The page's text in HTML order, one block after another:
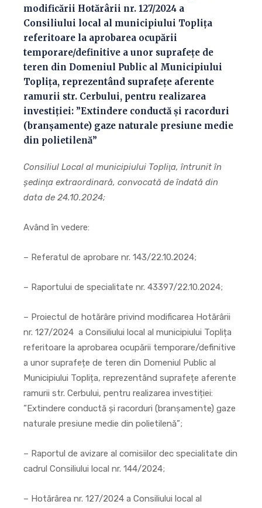
modificării Hotărârii nr. 127/2024 a
Consiliului local al municipiului Toplița
referitoare la aprobarea ocupării
temporare/definitive a unor suprafețe de
teren din Domeniul Public al Municipiului
Toplița, reprezentând suprafețe aferente
ramurii str. Cerbului, pentru realizarea
investiției: ”Extindere conductă și racorduri
(branșamente) gaze naturale presiune medie
din polietilenă”
Consiliul Local al municipiului Topliţa, întrunit în
şedinţa extraordinară, convocată de îndată din
data de 24.10.2024;
Având în vedere:
– Referatul de aprobare nr. 143/22.10.2024;
– Raportului de specialitate nr. 43397/22.10.2024;
– Proiectul de hotărâre privind modificarea Hotărârii
nr. 127/2024 a Consiliului local al municipiului Toplița
referitoare la aprobarea ocupării temporare/definitive
a unor suprafețe de teren din Domeniul Public al
Municipiului Toplița, reprezentând suprafețe aferente
ramurii str. Cerbului, pentru realizarea investiției:
”Extindere conductă și racorduri (branșamente) gaze
naturale presiune medie din polietilenă”;
– Raportul de avizare al comisiilor dec specialitate din
cadrul Consiliului local nr. 144/2024;
– Hotărârea nr. 127/2024 a Consiliului local al